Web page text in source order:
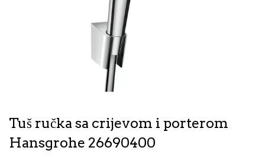
Tuš ručka sa crijevom i porterom
Hansgrohe 26690400